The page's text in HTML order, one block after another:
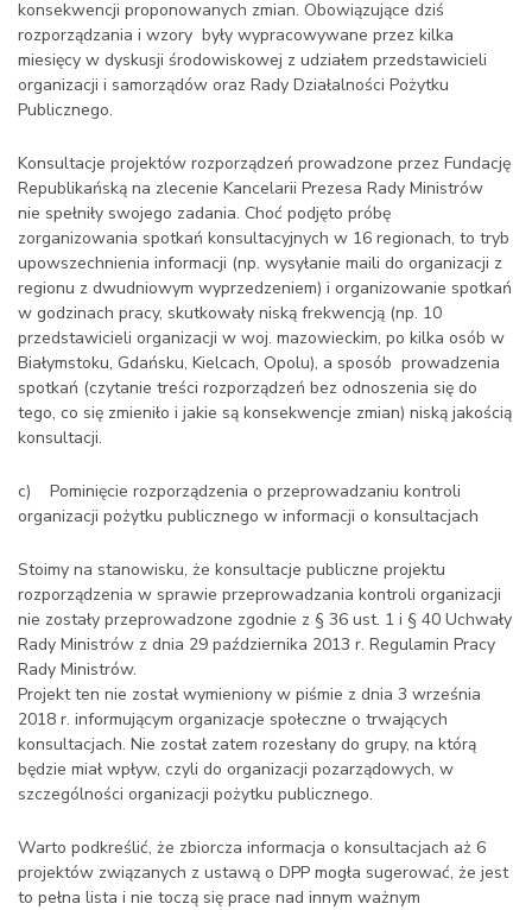
konsekwencji proponowanych zmian. Obowiązujące dziś
rozporządzania i wzory były wypracowywane przez kilka
miesięcy w dyskusji środowiskowej z udziałem przedstawicieli
organizacji i samorządów oraz Rady Działalności Pożytku
Publicznego.
Konsultacje projektów rozporządzeń prowadzone przez Fundację
Republikańską na zlecenie Kancelarii Prezesa Rady Ministrów
nie spełniły swojego zadania. Choć podjęto próbę
zorganizowania spotkań konsultacyjnych w 16 regionach, to tryb
upowszechnienia informacji (np. wysyłanie maili do organizacji z
regionu z dwudniowym wyprzedzeniem) i organizowanie spotkań
w godzinach pracy, skutkowały niską frekwencją (np. 10
przedstawicieli organizacji w woj. mazowieckim, po kilka osób w
Białymstoku, Gdańsku, Kielcach, Opolu), a sposób prowadzenia
spotkań (czytanie treści rozporządzeń bez odnoszenia się do
tego, co się zmieniło i jakie są konsekwencje zmian) niską jakością
konsultacji.
c) Pominięcie rozporządzenia o przeprowadzaniu kontroli
organizacji pożytku publicznego w informacji o konsultacjach
Stoimy na stanowisku, że konsultacje publiczne projektu
rozporządzenia w sprawie przeprowadzania kontroli organizacji
nie zostały przeprowadzone zgodnie z § 36 ust. 1 i § 40 Uchwały
Rady Ministrów z dnia 29 października 2013 r. Regulamin Pracy
Rady Ministrów.
Projekt ten nie został wymieniony w piśmie z dnia 3 września
2018 r. informującym organizacje społeczne o trwających
konsultacjach. Nie został zatem rozesłany do grupy, na którą
będzie miał wpływ, czyli do organizacji pozarządowych, w
szczególności organizacji pożytku publicznego.
Warto podkreślić, że zbiorcza informacja o konsultacjach aż 6
projektów związanych z ustawą o DPP mogła sugerować, że jest
to pełna lista i nie toczą się prace nad innym ważnym